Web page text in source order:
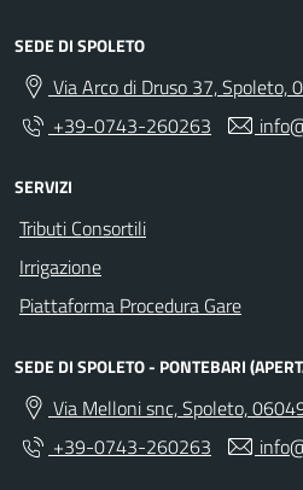
SEDE DI SPOLETO
Via Arco di Druso 37, Spoleto,
+39-0743-260263
SERVIZI
Tributi Consortili
Irrigazione
Piattaforma Procedura Gare
SEDE DI SPOLETO - PONTEBARI
Via Melloni snc, Spoleto,
+39-0743-260263